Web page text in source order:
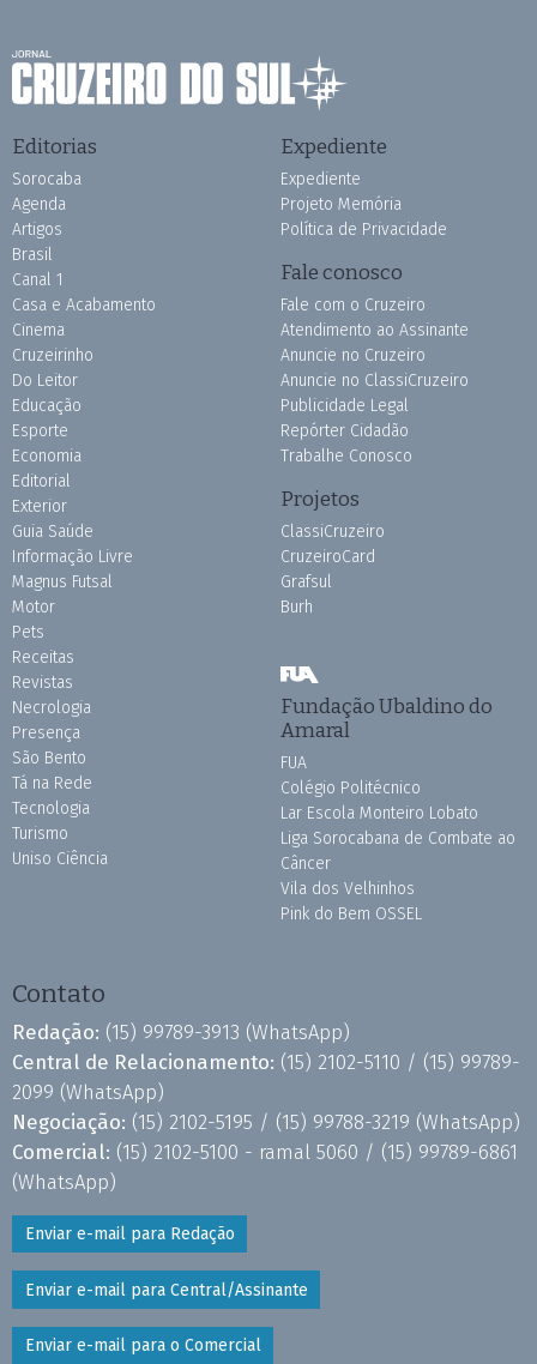
Editorias
Sorocaba
Agenda
Artigos
Brasil
Canal 1
Casa e Acabamento
Cinema
Cruzeirinho
Do Leitor
Educação
Esporte
Economia
Editorial
Exterior
Guia Saúde
Informação Livre
Magnus Futsal
Motor
Pets
Receitas
Revistas
Necrologia
Presença
São Bento
Tá na Rede
Tecnologia
Turismo
Uniso Ciência
Expediente
Expediente
Projeto Memória
Política de Privacidade
Fale conosco
Fale com o Cruzeiro
Atendimento ao Assinante
Anuncie no Cruzeiro
Anuncie no ClassiCruzeiro
Publicidade Legal
Repórter Cidadão
Trabalhe Conosco
Projetos
ClassiCruzeiro
CruzeiroCard
Grafsul
Burh
Fundação Ubaldino do
Amaral
FUA
Colégio Politécnico
Lar Escola Monteiro Lobato
Liga Sorocabana de Combate ao
Câncer
Vila dos Velhinhos
Pink do Bem OSSEL
Contato
Redação: (15) 99789-3913 (WhatsApp)
Central de Relacionamento: (15) 2102-5110 / (15) 99789-
2099 (WhatsApp)
Negociação: (15) 2102-5195 / (15) 99788-3219 (WhatsApp)
Comercial: (15) 2102-5100 - ramal 5060 / (15) 99789-6861
(WhatsApp)
Enviar e-mail para Redação
Enviar e-mail para Central/Assinante
Enviar e-mail para o Comercial